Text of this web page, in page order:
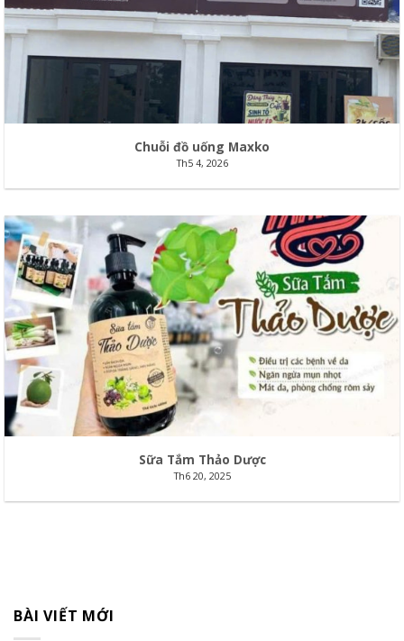
Chuỗi đồ uống Maxko
Th5 4, 2026
Sữa Tắm Thảo Dược
Th6 20, 2025
BÀI VIẾT MỚI